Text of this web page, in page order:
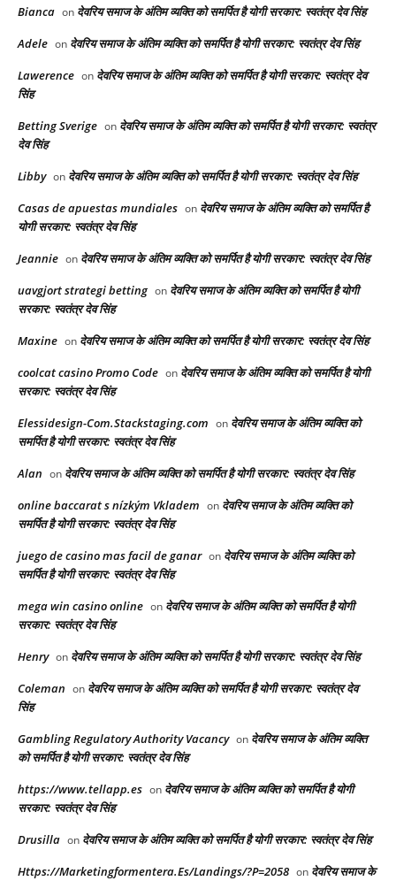
Bianca on देवरिय समाज के अंतिम व्यक्ति को समर्पित है योगी सरकार: स्वतंत्र देव सिंह
Adele on देवरिय समाज के अंतिम व्यक्ति को समर्पित है योगी सरकार: स्वतंत्र देव सिंह
Lawerence on देवरिय समाज के अंतिम व्यक्ति को समर्पित है योगी सरकार: स्वतंत्र देव
सिंह
Betting Sverige on देवरिय समाज के अंतिम व्यक्ति को समर्पित है योगी सरकार: स्वतंत्र
देव सिंह
Libby on देवरिय समाज के अंतिम व्यक्ति को समर्पित है योगी सरकार: स्वतंत्र देव सिंह
Casas de apuestas mundiales on देवरिय समाज के अंतिम व्यक्ति को समर्पित है
योगी सरकार: स्वतंत्र देव सिंह
Jeannie on देवरिय समाज के अंतिम व्यक्ति को समर्पित है योगी सरकार: स्वतंत्र देव सिंह
uavgjort strategi betting on देवरिय समाज के अंतिम व्यक्ति को समर्पित है योगी
सरकार: स्वतंत्र देव सिंह
Maxine on देवरिय समाज के अंतिम व्यक्ति को समर्पित है योगी सरकार: स्वतंत्र देव सिंह
coolcat casino Promo Code on देवरिय समाज के अंतिम व्यक्ति को समर्पित है योगी
सरकार: स्वतंत्र देव सिंह
Elessidesign-Com.Stackstaging.com on देवरिय समाज के अंतिम व्यक्ति को
समर्पित है योगी सरकार: स्वतंत्र देव सिंह
Alan on देवरिय समाज के अंतिम व्यक्ति को समर्पित है योगी सरकार: स्वतंत्र देव सिंह
online baccarat s nízkým Vkladem on देवरिय समाज के अंतिम व्यक्ति को
समर्पित है योगी सरकार: स्वतंत्र देव सिंह
juego de casino mas facil de ganar on देवरिय समाज के अंतिम व्यक्ति को
समर्पित है योगी सरकार: स्वतंत्र देव सिंह
mega win casino online on देवरिय समाज के अंतिम व्यक्ति को समर्पित है योगी
सरकार: स्वतंत्र देव सिंह
Henry on देवरिय समाज के अंतिम व्यक्ति को समर्पित है योगी सरकार: स्वतंत्र देव सिंह
Coleman on देवरिय समाज के अंतिम व्यक्ति को समर्पित है योगी सरकार: स्वतंत्र देव
सिंह
Gambling Regulatory Authority Vacancy on देवरिय समाज के अंतिम व्यक्ति
को समर्पित है योगी सरकार: स्वतंत्र देव सिंह
https://www.tellapp.es on देवरिय समाज के अंतिम व्यक्ति को समर्पित है योगी
सरकार: स्वतंत्र देव सिंह
Drusilla on देवरिय समाज के अंतिम व्यक्ति को समर्पित है योगी सरकार: स्वतंत्र देव सिंह
Https://Marketingformentera.Es/Landings/?P=2058 on देवरिय समाज के